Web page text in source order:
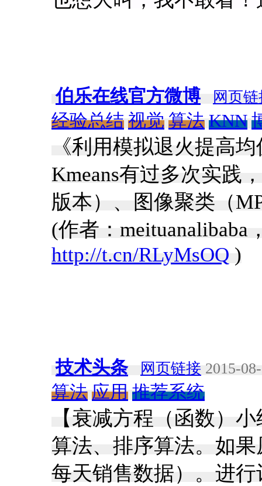
伯乐在线官方微博 网页
经验总结 视觉 算法 KNN
《利用模拟退火提高
Kmeans有过多次实践
版本）、图像聚类（
(作者：
http://t.cn/RLyMsOQ )
技术头条 网页链接 2015-
算法 应用 推荐系统
【衰减方程（函数）
算法、排序算法。如
每天销售数据）。进